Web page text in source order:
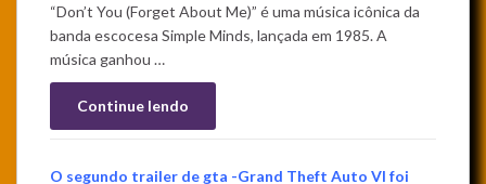
“Don’t You (Forget About Me)” é uma música icônica da
banda escocesa Simple Minds, lançada em 1985. A
música ganhou …
Continue lendo
O segundo trailer de gta -Grand Theft Auto VI foi